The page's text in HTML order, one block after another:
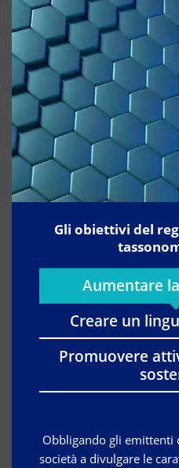
Gli obiettivi del
Aumentare
Creare un
Promuovere
Obbligando gli
società a divulgare le